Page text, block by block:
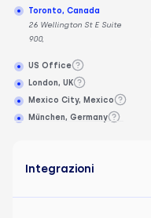
Toronto, Canada
26 Wellington St E Suite
900,
US Office
London, UK
Mexico City, Mexico
München, Germany
Integrazioni